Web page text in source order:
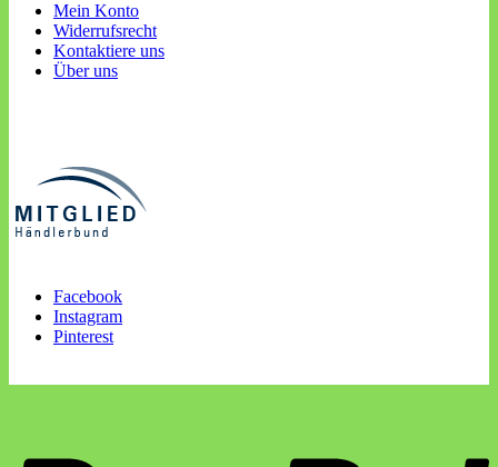
Mein Konto
Widerrufsrecht
Kontaktiere uns
Über uns
Facebook
Instagram
Pinterest